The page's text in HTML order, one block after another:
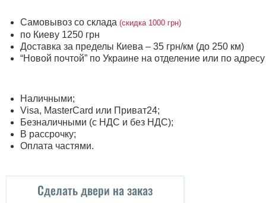
Самовывоз со склада (скидка 1000 грн)
по Киеву 1250 грн
Доставка за пределы Киева – 35 грн/км (до 250 км)
“Новой почтой” по Украине на отделение или по
Наличными;
Visa, MasterСard или Приват24;
Безналичными (с НДС и без НДС);
В рассрочку;
Оплата частями.
Сделать двери на заказ